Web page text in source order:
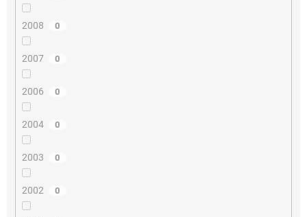
2008 0
2007 0
2006 0
2004 0
2003 0
2002 0